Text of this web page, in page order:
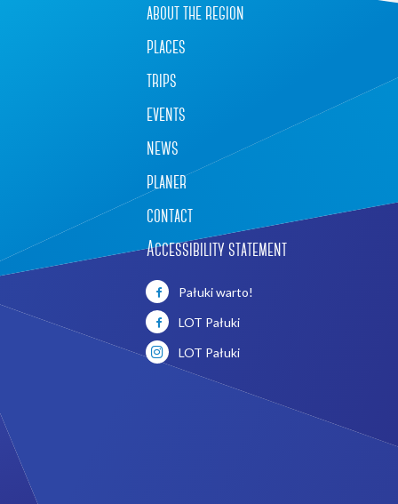
about the region
places
trips
events
news
planer
contact
Accessibility statement
Pałuki warto!
LOT Pałuki
LOT Pałuki